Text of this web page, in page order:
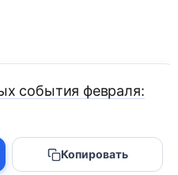
события февраля:
Копировать